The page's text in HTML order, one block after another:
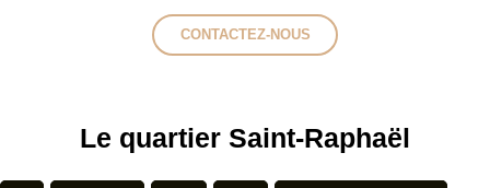
CONTACTEZ-NOUS
Le quartier Saint-Raphaël